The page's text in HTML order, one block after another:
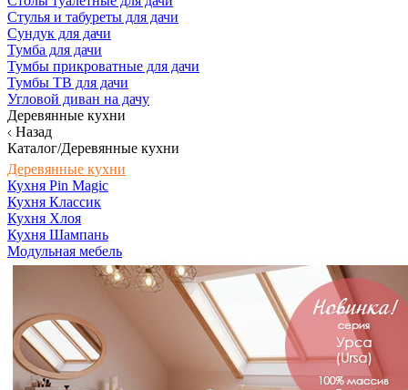
Стулья и табуреты для дачи
Сундук для дачи
Тумба для дачи
Тумбы прикроватные для дачи
Тумбы ТВ для дачи
Угловой диван на дачу
Деревянные кухни
Назад
Каталог/Деревянные кухни
Деревянные кухни
Кухня Pin Magic
Кухня Классик
Кухня Хлоя
Кухня Шампань
Модульная мебель